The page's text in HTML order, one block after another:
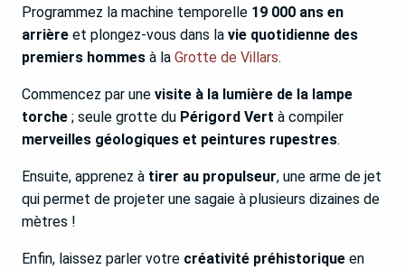
Programmez la machine temporelle 19 000 ans en
arrière et plongez-vous dans la vie quotidienne des
premiers hommes à la Grotte de Villars.
Commencez par une visite à la lumière de la lampe
torche ; seule grotte du Périgord Vert à compiler
merveilles géologiques et peintures rupestres.
Ensuite, apprenez à tirer au propulseur, une arme de jet
qui permet de projeter une sagaie à plusieurs dizaines de
mètres !
Enfin, laissez parler votre créativité préhistorique en